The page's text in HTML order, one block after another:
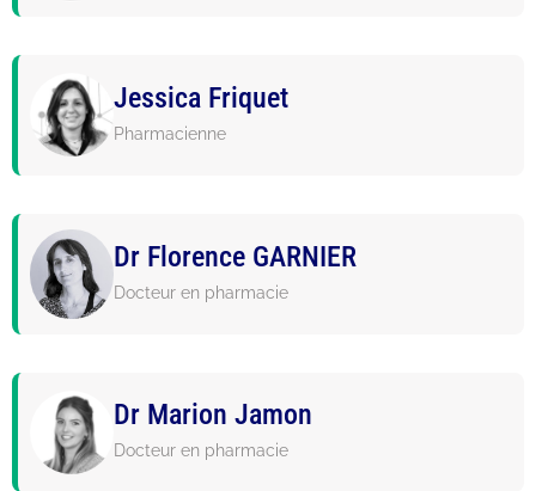
Jessica Friquet
Pharmacienne
Dr Florence GARNIER
Docteur en pharmacie
Dr Marion Jamon
Docteur en pharmacie